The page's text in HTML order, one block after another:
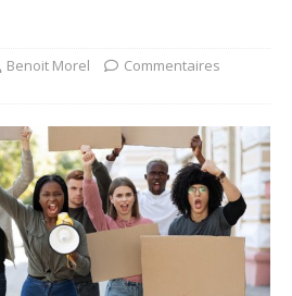
Benoit Morel
Commentaires